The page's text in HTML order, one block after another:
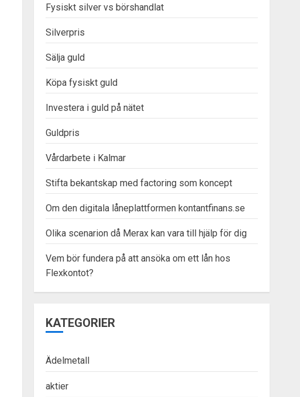
Fysiskt silver vs börshandlat
Silverpris
Sälja guld
Köpa fysiskt guld
Investera i guld på nätet
Guldpris
Vårdarbete i Kalmar
Stifta bekantskap med factoring som koncept
Om den digitala låneplattformen kontantfinans.se
Olika scenarion då Merax kan vara till hjälp för dig
Vem bör fundera på att ansöka om ett lån hos
Flexkontot?
KATEGORIER
Ädelmetall
aktier